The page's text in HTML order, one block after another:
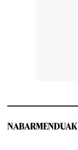
NABARMENDUAK